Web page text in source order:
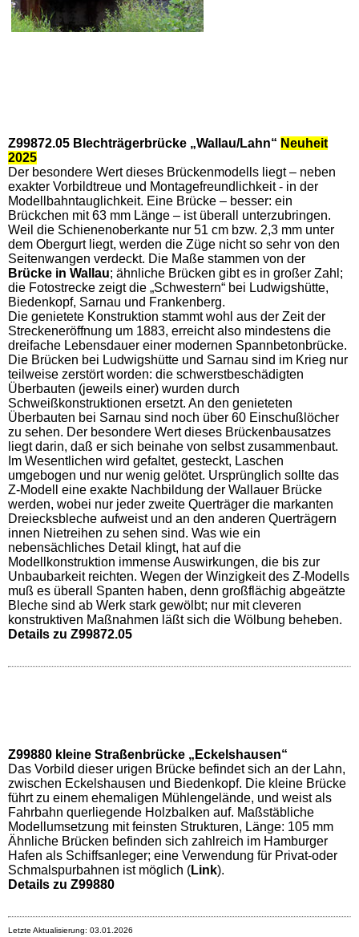
Z99872.05 Blechträgerbrücke „Wallau/Lahn“ Neuheit
2025
Der besondere Wert dieses Brückenmodells liegt – neben
exakter Vorbildtreue und Montagefreundlichkeit - in der
Modellbahntauglichkeit. Eine Brücke – besser: ein
Brückchen mit 63 mm Länge – ist überall unterzubringen.
Weil die Schienenoberkante nur 51 cm bzw. 2,3 mm unter
dem Obergurt liegt, werden die Züge nicht so sehr von den
Seitenwangen verdeckt. Die Maße stammen von der
Brücke in Wallau; ähnliche Brücken gibt es in großer Zahl;
die Fotostrecke zeigt die „Schwestern“ bei Ludwigshütte,
Biedenkopf, Sarnau und Frankenberg.
Die genietete Konstruktion stammt wohl aus der Zeit der
Streckeneröffnung um 1883, erreicht also mindestens die
dreifache Lebensdauer einer modernen Spannbetonbrücke.
Die Brücken bei Ludwigshütte und Sarnau sind im Krieg nur
teilweise zerstört worden: die schwerstbeschädigten
Überbauten (jeweils einer) wurden durch
Schweißkonstruktionen ersetzt. An den genieteten
Überbauten bei Sarnau sind noch über 60 Einschußlöcher
zu sehen. Der besondere Wert dieses Brückenbausatzes
liegt darin, daß er sich beinahe von selbst zusammenbaut.
Im Wesentlichen wird gefaltet, gesteckt, Laschen
umgebogen und nur wenig gelötet. Ursprünglich sollte das
Z-Modell eine exakte Nachbildung der Wallauer Brücke
werden, wobei nur jeder zweite Querträger die markanten
Dreiecksbleche aufweist und an den anderen Querträgern
innen Nietreihen zu sehen sind. Was wie ein
nebensächliches Detail klingt, hat auf die
Modellkonstruktion immense Auswirkungen, die bis zur
Unbaubarkeit reichten. Wegen der Winzigkeit des Z-Modells
muß es überall Spanten haben, denn großflächig abgeätzte
Bleche sind ab Werk stark gewölbt; nur mit cleveren
konstruktiven Maßnahmen läßt sich die Wölbung beheben.
Details zu Z99872.05
Z99880 kleine Straßenbrücke „Eckelshausen“
Das Vorbild dieser urigen Brücke befindet sich an der Lahn,
zwischen Eckelshausen und Biedenkopf. Die kleine Brücke
führt zu einem ehemaligen Mühlengelände, und weist als
Fahrbahn querliegende Holzbalken auf. Maßstäbliche
Modellumsetzung mit feinsten Strukturen, Länge: 105 mm
Ähnliche Brücken befinden sich zahlreich im Hamburger
Hafen als Schiffsanleger; eine Verwendung für Privat-oder
Schmalspurbahnen ist möglich (Link).
Details zu Z99880
Letzte Aktualisierung: 03.01.2026